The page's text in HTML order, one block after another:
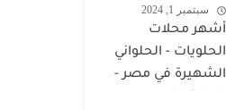
سبتمبر 1, 2024
أشهر محلات
الحلويات - الحلواني
الشهيرة في مصر -